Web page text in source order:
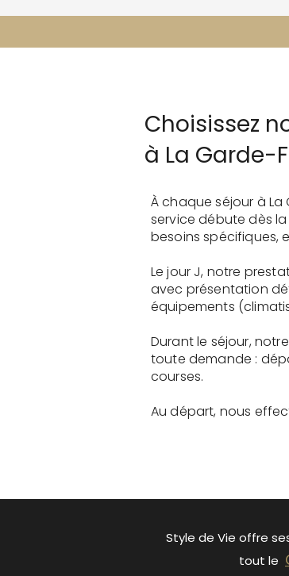
Choisissez
à La Garde-
À chaque séjour à
service débute dès
besoins spécifiques,
Le jour J, notre
avec présentation
équipements
Durant le séjour,
toute demande :
courses.
Au départ, nous
Style de Vie offre
tout le